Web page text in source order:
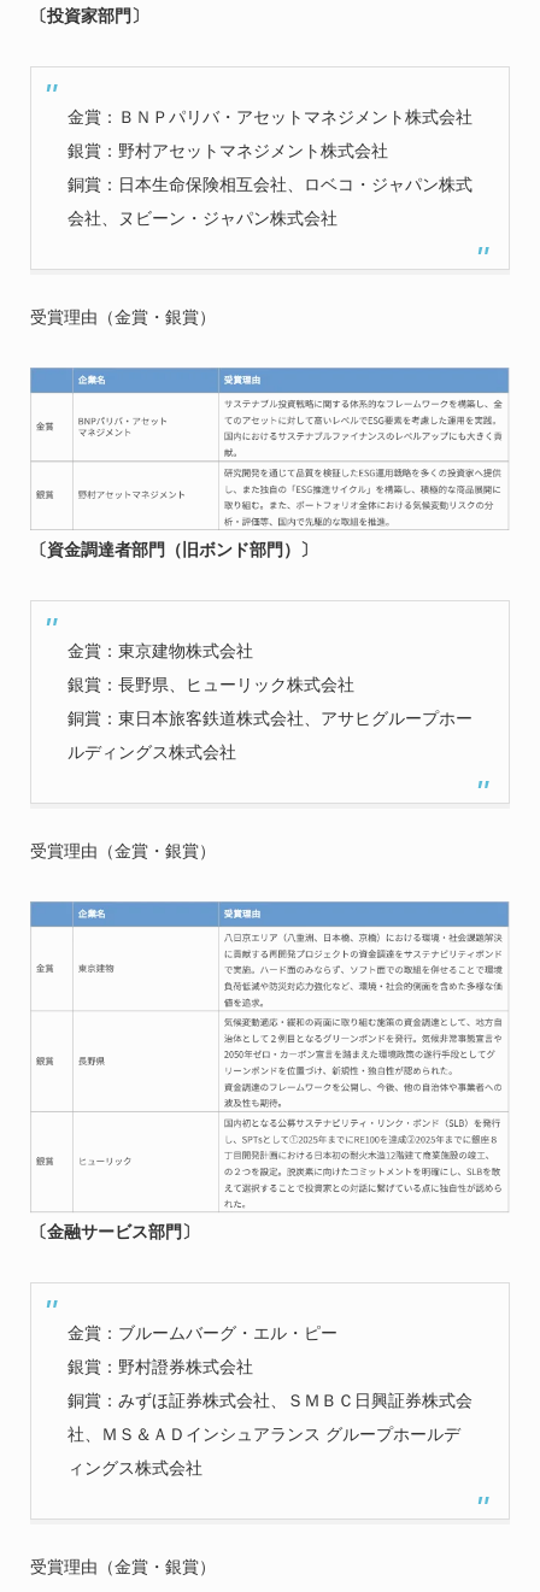
〔投資家部門〕
金賞：ＢＮＰパリバ・アセットマネジメント株式会社
銀賞：野村アセットマネジメント株式会社
銅賞：日本生命保険相互会社、ロベコ・ジャパン株式
会社、ヌビーン・ジャパン株式会社
受賞理由（金賞・銀賞）
〔資金調達者部門（旧ボンド部門）〕
金賞：東京建物株式会社
銀賞：長野県、ヒューリック株式会社
銅賞：東日本旅客鉄道株式会社、アサヒグループホー
ルディングス株式会社
受賞理由（金賞・銀賞）
〔金融サービス部門〕
金賞：ブルームバーグ・エル・ピー
銀賞：野村證券株式会社
銅賞：みずほ証券株式会社、ＳＭＢＣ日興証券株式会
社、ＭＳ＆ＡＤインシュアランス グループホールデ
ィングス株式会社
受賞理由（金賞・銀賞）